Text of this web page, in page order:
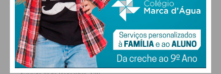
FARMACIAS DE SERVIÇO EM PAÇOS DE
FERREIRA